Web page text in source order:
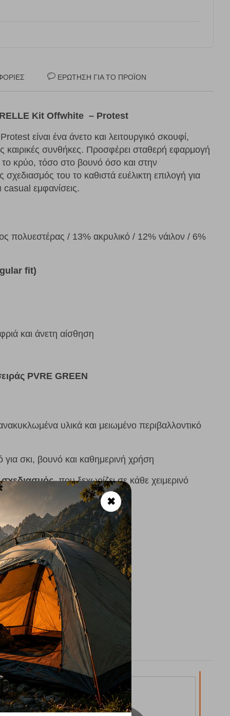
ΕΡΏΤΗΣΗ ΓΙΑ ΤΟ ΠΡΟΪΌΝ
Kit Offwhite – Protest
είναι ένα άνετο και λειτουργικό σκουφί,
καιρικές συνθήκες. Προσφέρει σταθερή εφαρμογή
το κρύο, τόσο στο βουνό όσο και στην
του το καθιστά ευέλικτη επιλογή για
casual εμφανίσεις.
πολυεστέρας / 13% ακρυλικό / 12% νάιλον / 6%
fit)
και άνετη αίσθηση
PVRE GREEN
υλικά και μειωμένο περιβαλλοντικό
για σκι, βουνό και καθημερινή χρήση
, που ξεχωρίζει σε κάθε χειμερινό
10%
✖